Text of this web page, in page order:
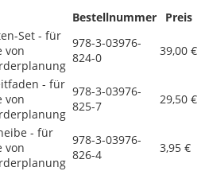
Bestellnummer
Preis
Set - für
von
978-3-03976-
824-0
39,00 €
- für
von
978-3-03976-
825-7
29,50 €
- für
von
978-3-03976-
826-4
3,95 €